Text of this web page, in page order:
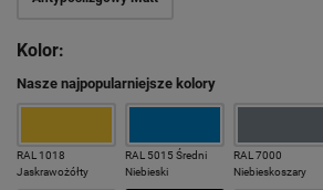
Kolor:
Nasze najpopularniejsze kolory
RAL 1018
Jaskrawożółty
RAL 5015 Średni
Niebieski
RAL 7000
Niebieskoszary